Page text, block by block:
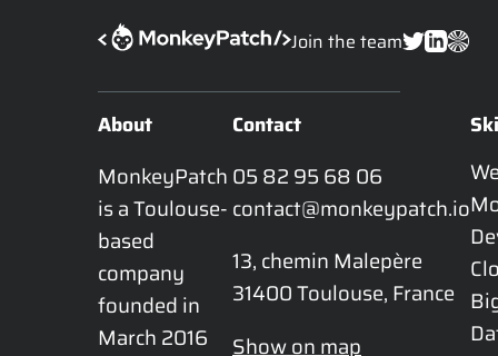
Join the team
About
MonkeyPatch
is a Toulouse-
based
company
founded in
March 2016
Contact
05 82 95 68 06
contact@monkeypatch.io
13, chemin Malepère
31400 Toulouse, France
Show on map